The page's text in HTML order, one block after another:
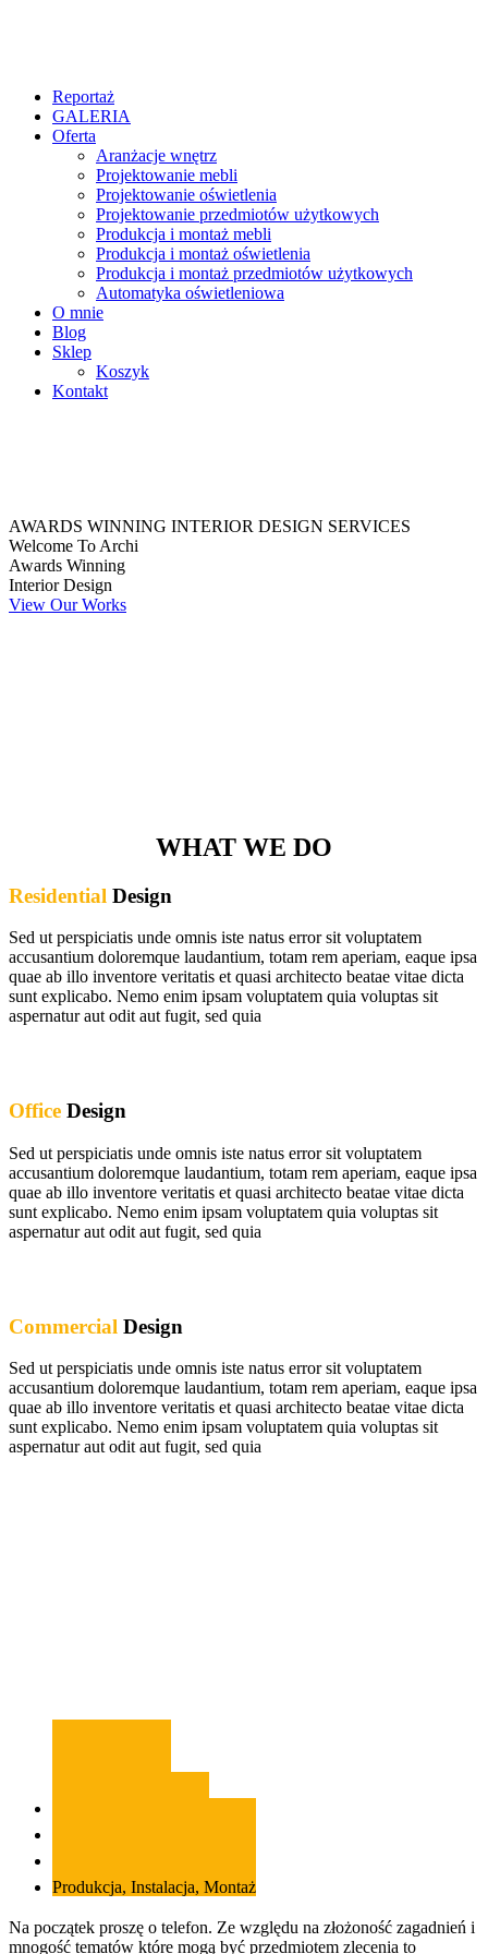
Reportaż
GALERIA
Oferta
Aranżacje wnętrz
Projektowanie mebli
Projektowanie oświetlenia
Projektowanie przedmiotów użytkowych
Produkcja i montaż mebli
Produkcja i montaż oświetlenia
Produkcja i montaż przedmiotów użytkowych
Automatyka oświetleniowa
O mnie
Blog
Sklep
Koszyk
Kontakt
AWARDS WINNING INTERIOR DESIGN SERVICES
Welcome To Archi
Awards Winning
Interior Design
View Our Works
WHAT WE DO
Residential Design
Sed ut perspiciatis unde omnis iste natus error sit voluptatem
accusantium doloremque laudantium, totam rem aperiam, eaque ipsa
quae ab illo inventore veritatis et quasi architecto beatae vitae dicta
sunt explicabo. Nemo enim ipsam voluptatem quia voluptas sit
aspernatur aut odit aut fugit, sed quia
Office Design
Sed ut perspiciatis unde omnis iste natus error sit voluptatem
accusantium doloremque laudantium, totam rem aperiam, eaque ipsa
quae ab illo inventore veritatis et quasi architecto beatae vitae dicta
sunt explicabo. Nemo enim ipsam voluptatem quia voluptas sit
aspernatur aut odit aut fugit, sed quia
Commercial Design
Sed ut perspiciatis unde omnis iste natus error sit voluptatem
accusantium doloremque laudantium, totam rem aperiam, eaque ipsa
quae ab illo inventore veritatis et quasi architecto beatae vitae dicta
sunt explicabo. Nemo enim ipsam voluptatem quia voluptas sit
aspernatur aut odit aut fugit, sed quia
Produkcja, Instalacja, Montaż
Na początek proszę o telefon. Ze względu na złożoność zagadnień i
mnogość tematów które mogą być przedmiotem zlecenia to